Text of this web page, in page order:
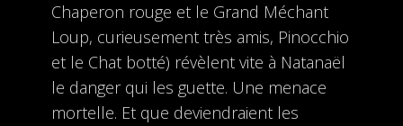
Chaperon rouge et le Grand Méchant
Loup, curieusement très amis, Pinocchio
et le Chat botté) révèlent vite à Natanaël
le danger qui les guette. Une menace
mortelle. Et que deviendraient les